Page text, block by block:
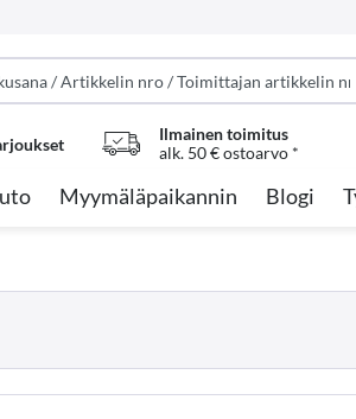
Ilmainen toimitus
alk. 50 € ostoarvo *
Myymäläpaikannin Blogi